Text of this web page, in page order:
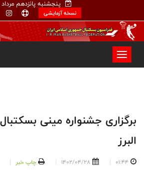
پنجشنبه پانزدهم مرداد
نسخه آزمایشی
برگزاری جشنواره مینی
البرز
01:44
1402/04/28 چاپ خبر